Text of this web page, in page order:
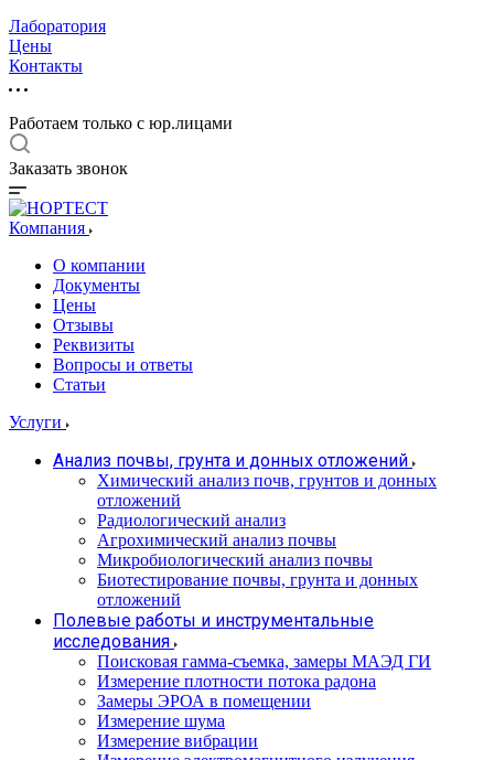
Лаборатория
Цены
Контакты
Работаем только с юр.лицами
Заказать звонок
Компания
О компании
Документы
Цены
Отзывы
Реквизиты
Вопросы и ответы
Статьи
Услуги
Анализ почвы, грунта и донных отложений
Химический анализ почв, грунтов и донных
отложений
Радиологический анализ
Агрохимический анализ почвы
Микробиологический анализ почвы
Биотестирование почвы, грунта и донных
отложений
Полевые работы и инструментальные
исследования
Поисковая гамма-съемка, замеры МАЭД ГИ
Измерение плотности потока радона
Замеры ЭРОА в помещении
Измерение шума
Измерение вибрации